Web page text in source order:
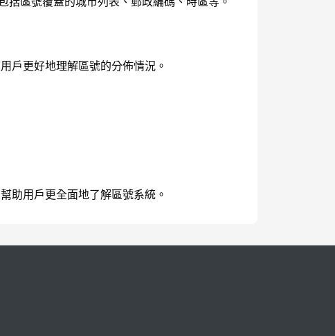
戶更好地理解區號的分佈情況。
助用戶更全面地了解區號系統。